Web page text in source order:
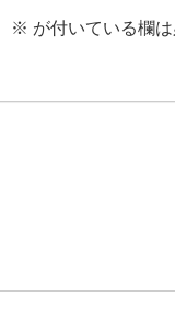
※ が付いている欄